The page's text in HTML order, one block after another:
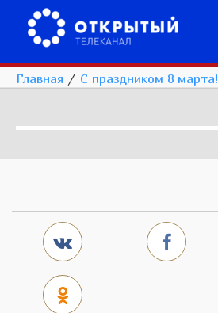
Главная / С праздником 8 марта!